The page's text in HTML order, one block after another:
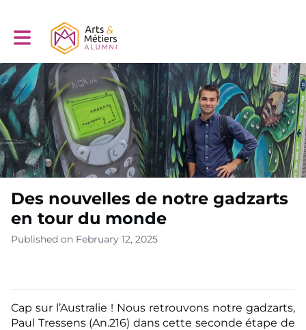
Toggle main navigation
Des nouvelles de notre gadzarts
en tour du monde
Published on February 12, 2025
Cap sur l’Australie ! Nous retrouvons notre gadzarts,
Paul Tressens (An.216) dans cette seconde étape de